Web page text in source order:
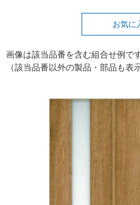
お気に
画像は該当品番を含む組合せ例です
（該当品番以外の製品・部品も表